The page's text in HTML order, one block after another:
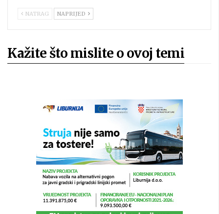
NATRAG NAPRIJED
Kažite što mislite o ovoj temi